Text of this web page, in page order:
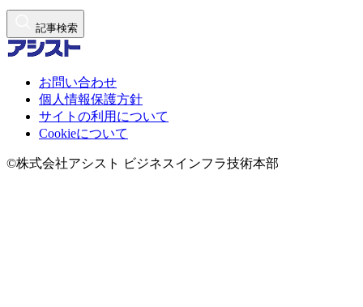
記事検索
お問い合わせ
個人情報保護方針
サイトの利用について
Cookieについて
©株式会社アシスト ビジネスインフラ技術本部